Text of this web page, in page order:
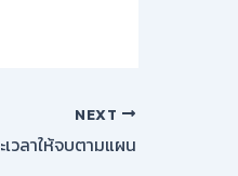
NEXT
วลาให้จบตามแผน